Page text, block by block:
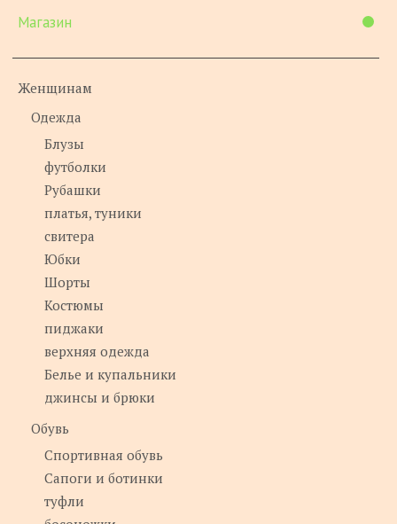
Магазин
Женщинам
Одежда
Блузы
футболки
Рубашки
платья, туники
свитера
Юбки
Шорты
Костюмы
пиджаки
верхняя одежда
Белье и купальники
джинсы и брюки
Обувь
Спортивная обувь
Сапоги и ботинки
туфли